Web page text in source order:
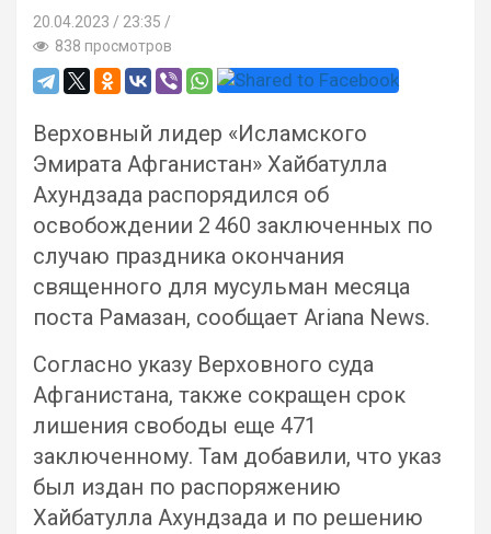
20.04.2023
23:35 /
838 просмотров
Верховный лидер «Исламского
Эмирата Афганистан» Хайбатулла
Ахундзада распорядился об
освобождении 2 460 заключенных по
случаю праздника окончания
священного для мусульман месяца
поста Рамазан, сообщает Ariana News.
Согласно указу Верховного суда
Афганистана, также сокращен срок
лишения свободы еще 471
заключенному. Там добавили, что указ
был издан по распоряжению
Хайбатулла Ахундзада и по решению